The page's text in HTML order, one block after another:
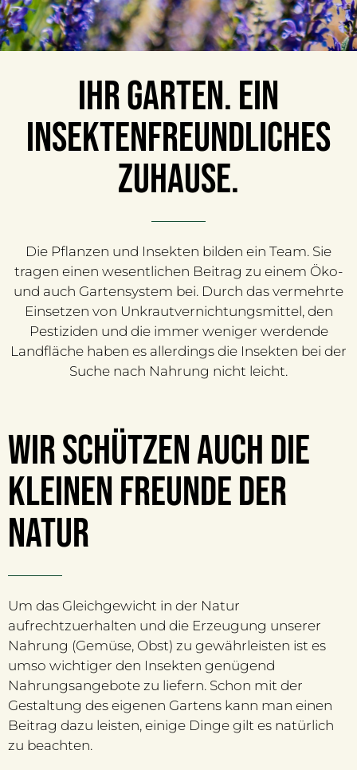
Ihr Garten. Ein
insektenfreundliches
Zuhause.
Die Pflanzen und Insekten bilden ein Team. Sie
tragen einen wesentlichen Beitrag zu einem Öko-
und auch Gartensystem bei. Durch das vermehrte
Einsetzen von Unkrautvernichtungsmittel, den
Pestiziden und die immer weniger werdende
Landfläche haben es allerdings die Insekten bei der
Suche nach Nahrung nicht leicht.
wir schützen auch die
kleinen freunde der
Natur
Um das Gleichgewicht in der Natur
aufrechtzuerhalten und die Erzeugung unserer
Nahrung (Gemüse, Obst) zu gewährleisten ist es
umso wichtiger den Insekten genügend
Nahrungsangebote zu liefern. Schon mit der
Gestaltung des eigenen Gartens kann man einen
Beitrag dazu leisten, einige Dinge gilt es natürlich
zu beachten.